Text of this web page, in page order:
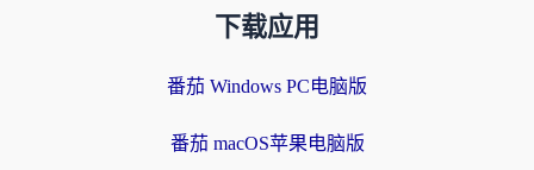
下载应用
番茄 Windows PC电脑版
番茄 macOS苹果电脑版